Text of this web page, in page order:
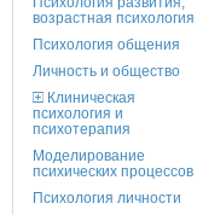
возрастная психология
Психология общения
Личность и общество
Клиническая
психология и
психотерапия
Моделирование
психических процессов
Психология личности